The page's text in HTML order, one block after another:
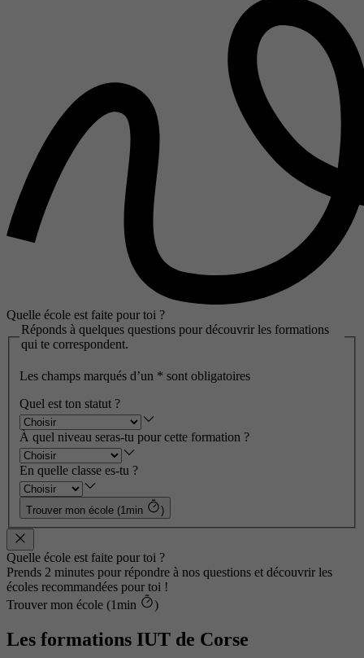
Quelle école est faite pour toi ?
Réponds à quelques questions pour découvrir les formations
qui te correspondent.
Les champs marqués d’un * sont obligatoires
Quel est ton statut ?
À quel niveau seras-tu pour cette formation ?
En quelle classe es-tu ?
Trouver mon école (1min )
Quelle école est faite pour toi ?
Prends 2 minutes pour répondre à nos questions et découvrir les
écoles recommandées pour toi !
Trouver mon école (1min
)
Les formations IUT de Corse